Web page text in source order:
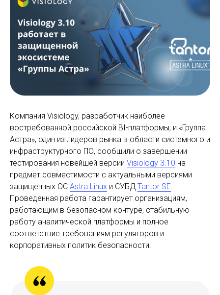
Компания Visiology, разработчик наиболее
востребованной российской BI-платформы, и «Группа
Астра», один из лидеров рынка в области системного и
инфраструктурного ПО, сообщили о завершении
тестирования новейшей версии Visiology 3.10 на
предмет совместимости с актуальными версиями
защищенных ОС Astra Linux и СУБД Tantor SE.
Проведенная работа гарантирует организациям,
работающим в безопасном контуре, стабильную
работу аналитической платформы и полное
соответствие требованиям регуляторов и
корпоративных политик безопасности.